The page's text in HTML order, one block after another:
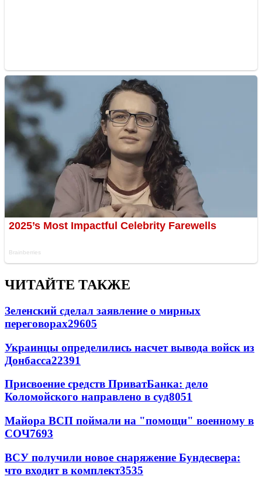
ЧИТАЙТЕ ТАКЖЕ
Зеленский сделал заявление о мирных
переговорах29605
Украинцы определились насчет вывода войск из
Донбасса22391
Присвоение средств ПриватБанка: дело
Коломойского направлено в суд8051
Майора ВСП поймали на "помощи" военному в
СОЧ7693
ВСУ получили новое снаряжение Бундесвера:
что входит в комплект3535